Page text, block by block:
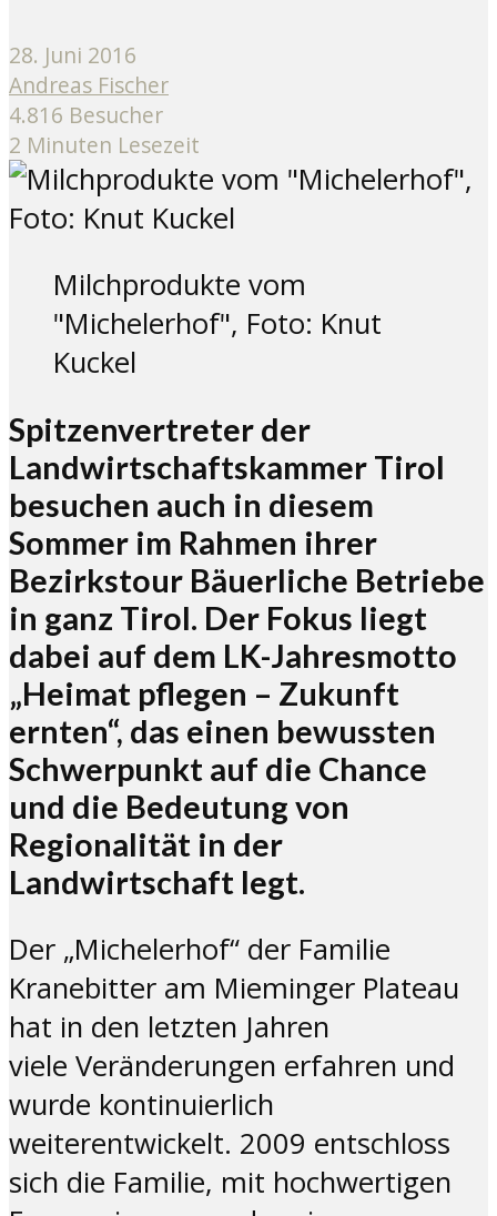
28. Juni 2016
Andreas Fischer
4.816 Besucher
2 Minuten Lesezeit
Milchprodukte vom
"Michelerhof", Foto: Knut
Kuckel
Spitzenvertreter der
Landwirtschaftskammer Tirol
besuchen auch in diesem
Sommer im Rahmen ihrer
Bezirkstour Bäuerliche Betriebe
in ganz Tirol. Der Fokus liegt
dabei auf dem LK-Jahresmotto
„Heimat pflegen – Zukunft
ernten“, das einen bewussten
Schwerpunkt auf die Chance
und die Bedeutung von
Regionalität in der
Landwirtschaft legt.
Der „Michelerhof“ der Familie
Kranebitter am Mieminger Plateau
hat in den letzten Jahren
viele Veränderungen erfahren und
wurde kontinuierlich
weiterentwickelt. 2009 entschloss
sich die Familie, mit hochwertigen